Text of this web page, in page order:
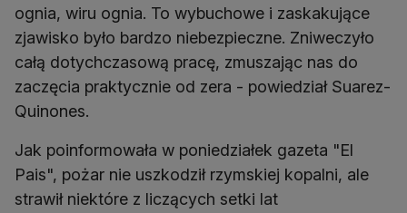
ognia, wiru ognia. To wybuchowe i zaskakujące
zjawisko było bardzo niebezpieczne. Zniweczyło
całą dotychczasową pracę, zmuszając nas do
zaczęcia praktycznie od zera - powiedział Suarez-
Quinones.
Jak poinformowała w poniedziałek gazeta "El
Pais", pożar nie uszkodził rzymskiej kopalni, ale
strawił niektóre z liczących setki lat